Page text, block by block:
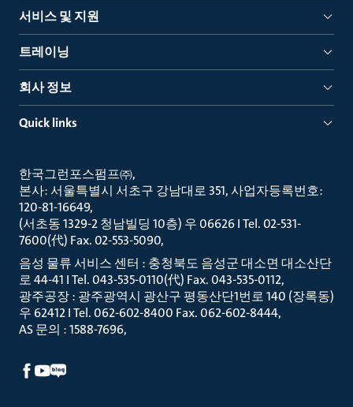
서비스 및 지원
트레이닝
회사 정보
Quick links
한국그런포스펌프㈜
본사: 서울특별시 서초구 강남대로 351, 사업자등록번호:
120-81-16649
(서초동 1329-2 청남빌딩 10층) 우 06626 I Tel. 02-531-
7600(代) Fax. 02-553-5090
음성 물류 서비스 센터 : 충청북도 음성군 대소면 대소산단
로 44-41 I Tel. 043-535-0110(代) Fax. 043-535-0112
광주공장 : 광주광역시 광산구 평동산단1번로 140 (장록동)
우 62412 I Tel. 062-602-8400 Fax. 062-602-8444
AS 문의 : 1588-7696